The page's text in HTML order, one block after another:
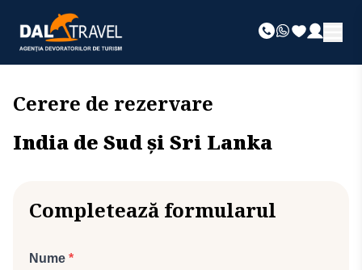
Cerere de rezervare
India de Sud și Sri Lanka
Completează formularul
Nume *